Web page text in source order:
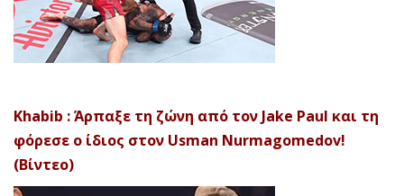
Khabib : Άρπαξε τη ζώνη από τον Jake Paul και τη
φόρεσε ο ίδιος στον Usman Nurmagomedov!
(Βίντεο)